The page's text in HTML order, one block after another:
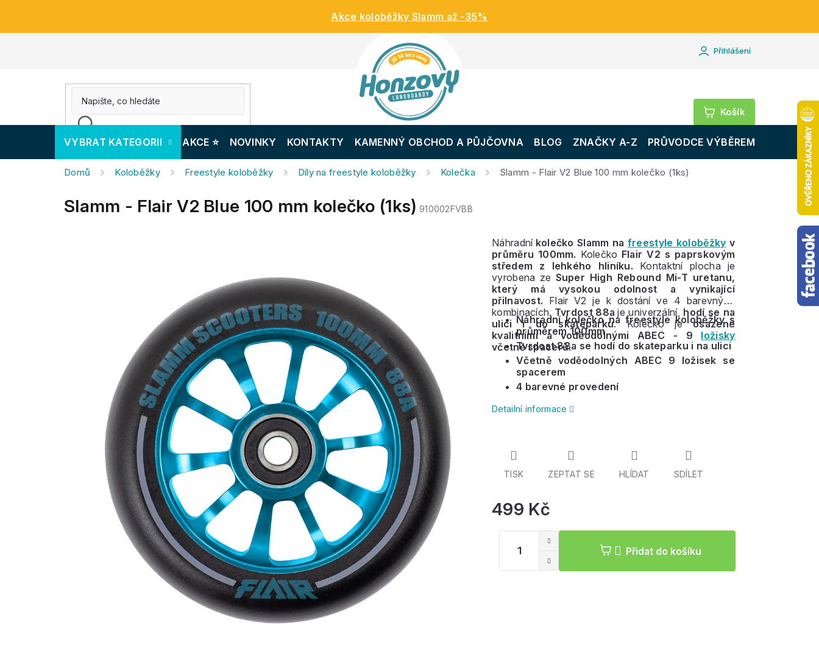
Akce koloběžky Slamm až -35%
Přihlášení
Nákupní
košík
VYBRAT KATEGORII AKCE ⭐️ NOVINKY KONTAKTY KAMENNÝ OBCHOD A PŮJČOVNA BLOG ZNAČKY A-Z PRŮVODCE VÝBĚREM
Domů Koloběžky Freestyle koloběžky Díly na freestyle koloběžky Kolečka Slamm - Flair V2 Blue 100 mm kolečko (1ks)
Slamm - Flair V2 Blue 100 mm kolečko (1ks) 910002FVBB
499 Kč
cena:
Přidat do košíku
Náhradní kolečko Slamm na freestyle koloběžky v
průměru 100mm. Kolečko Flair V2 s paprskovým
středem z lehkého hliníku. Kontaktní plocha je
vyrobena ze Super High Rebound Mi-T uretanu,
který má vysokou odolnost a vynikající
přilnavost. Flair V2 je k dostání ve 4 barevných
kombinacích. Tvrdost 88a je univerzální, hodí se na
ulici i do skateparku. Kolečko je
osazené
kvalitními a voděodolnými ABEC - 9 ložisky
včetně spacerů.
Náhradní kolečko na freestyle koloběžky s
průměrem 100mm
Tvrdost 88a se hodí do skateparku i na ulici
Včetně voděodolných ABEC 9 ložisek se
spacerem
4 barevné provedení
Detailní informace
TISK ZEPTAT SE HLÍDAT SDÍLET